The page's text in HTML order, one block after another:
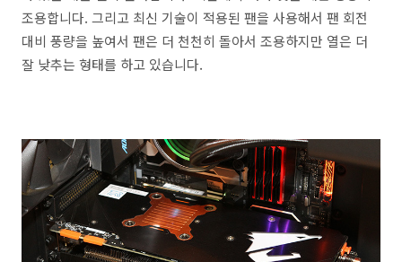
조용합니다. 그리고 최신 기술이 적용된 팬을 사용해서 팬 회전
대비 풍량을 높여서 팬은 더 천천히 돌아서 조용하지만 열은 더
잘 낮추는 형태를 하고 있습니다.